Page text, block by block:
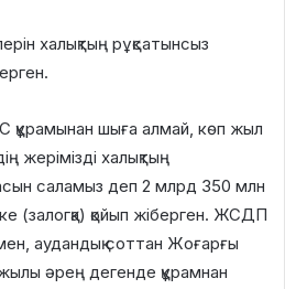
халықтың рұқсатынсыз
шыға алмай, көп жыл
жерімізді халықтың
саламыз деп 2 млрд 350 млн
(залогқа) қойып жіберген. ЖСДП
аудандық соттан Жоғарғы
әрең дегенде құрамнан